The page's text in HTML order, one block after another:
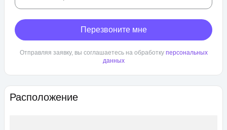
Расположение
Перезвоните мне
Отправляя заявку, вы соглашаетесь на обработку персональных
данных